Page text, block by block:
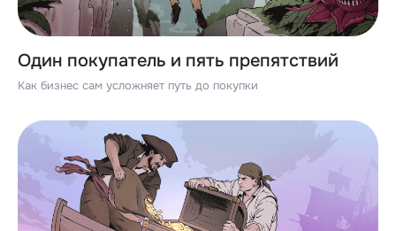
Один покупатель и пять препятствий
Как бизнес сам усложняет путь до покупки